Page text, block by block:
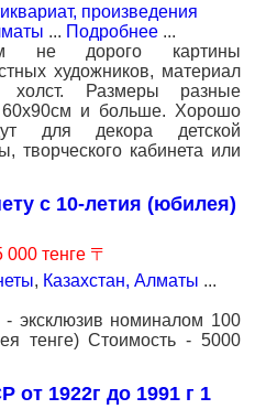
произведения
... Подробнее ...
не дорого картины
художников, материал
холст. Размеры разные
60х90см и больше. Хорошо
для декора детской
творческого кабинета или
с 10-летия (юбилея)
000 тенге 〒
, Казахстан, Алматы ...
эксклюзив номиналом 100
тенге) Стоимость - 5000
1922г до 1991 г 1